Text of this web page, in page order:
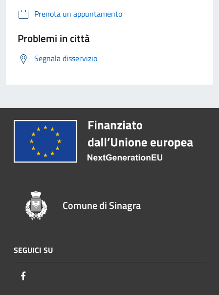
Prenota un appuntamento
Problemi in città
Segnala disservizio
Comune di Sinagra
SEGUICI SU